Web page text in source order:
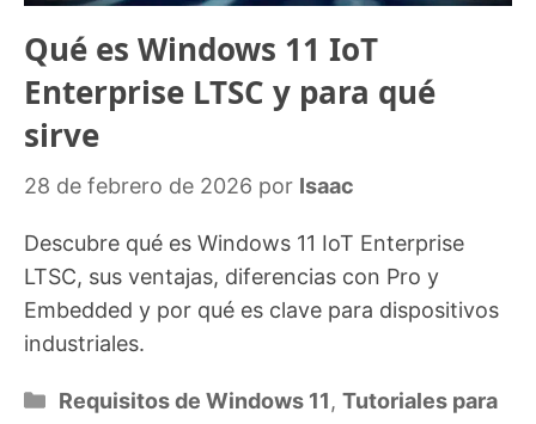
Qué es Windows 11 IoT
Enterprise LTSC y para qué
sirve
28 de febrero de 2026 por Isaac
Descubre qué es Windows 11 IoT Enterprise
LTSC, sus ventajas, diferencias con Pro y
Embedded y por qué es clave para dispositivos
industriales.
Categorías
Requisitos de Windows 11, Tutoriales para